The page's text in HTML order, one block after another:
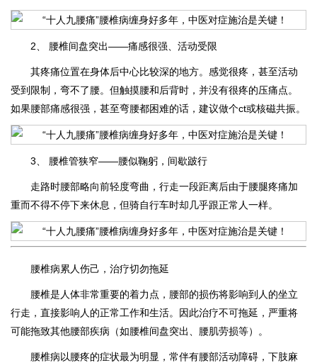
2、 腰椎间盘突出——痛感很强、活动受限
其疼痛位置在身体后中心比较深的地方。感觉很疼，甚至活动
受到限制，弯不了腰。但触摸腰和后背时，并没有很疼的压痛点。
如果腰部痛感很强，甚至弯腰都困难的话，建议做个ct或核磁共振。
3、 腰椎管狭窄——腰似鞠躬，间歇跛行
走路时腰部略向前轻度弯曲，行走一段距离后由于腰腿疼痛加
重而不得不停下来休息，但骑自行车时却几乎跟正常人一样。
腰椎病累人伤己，治疗切勿拖延
腰椎是人体非常重要的着力点，腰部的损伤将影响到人的坐立
行走，直接影响人的正常工作和生活。因此治疗不可拖延，严重将
可能拖致其他腰部疾病（如腰椎间盘突出、腰肌劳损等）。
腰椎病以腰疼的症状最为明显，常伴有腰部活动障碍，下肢麻